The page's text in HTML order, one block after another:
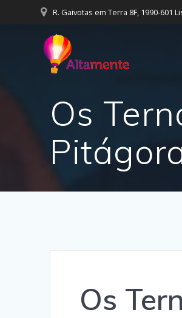
R. Gaivotas em Terra 8F, 1990-601
Os
Os